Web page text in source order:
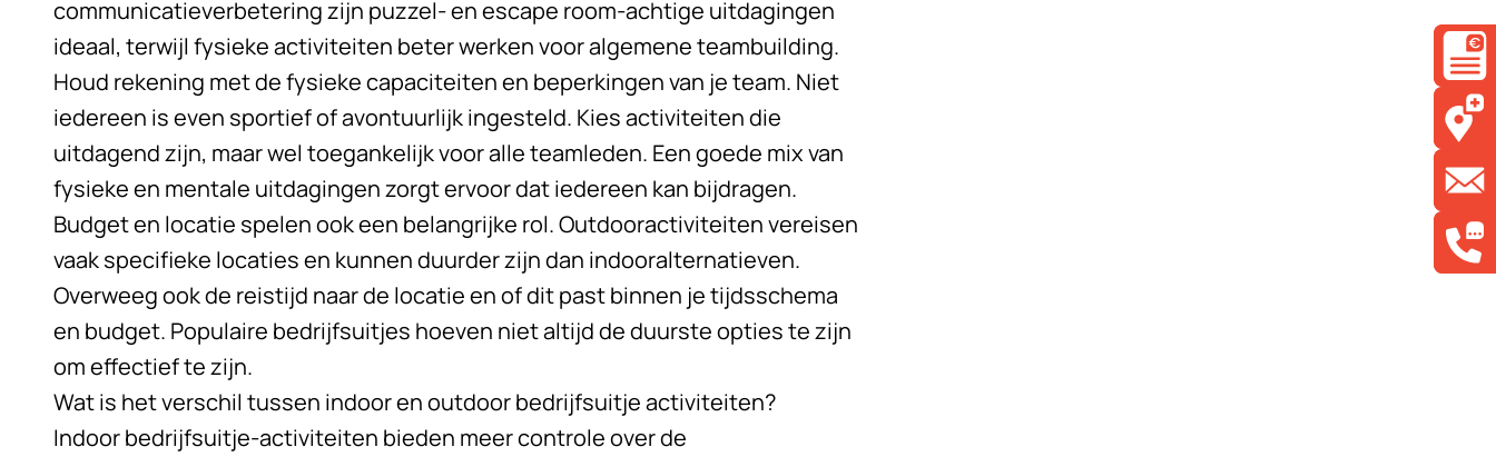
communicatieverbetering zijn puzzel- en escape room-achtige uitdagingen
ideaal, terwijl fysieke activiteiten beter werken voor algemene teambuilding.
Houd rekening met de fysieke capaciteiten en beperkingen van je team. Niet
iedereen is even sportief of avontuurlijk ingesteld. Kies activiteiten die
uitdagend zijn, maar wel toegankelijk voor alle teamleden. Een goede mix van
fysieke en mentale uitdagingen zorgt ervoor dat iedereen kan bijdragen.
Budget en locatie spelen ook een belangrijke rol. Outdooractiviteiten vereisen
vaak specifieke locaties en kunnen duurder zijn dan indooralternatieven.
Overweeg ook de reistijd naar de locatie en of dit past binnen je tijdsschema
en budget. Populaire bedrijfsuitjes hoeven niet altijd de duurste opties te zijn
om effectief te zijn.
Wat is het verschil tussen indoor en outdoor bedrijfsuitje activiteiten?
Indoor bedrijfsuitje-activiteiten bieden meer controle over de